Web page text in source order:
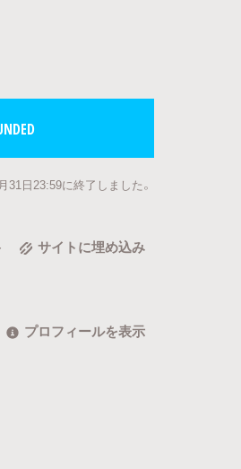
31日23:59に終了しました。
サイトに埋め込み
プロフィールを表示